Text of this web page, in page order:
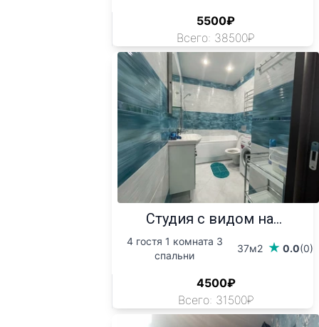
5500₽
Всего: 38500₽
Студия с видом на...
4 гостя 1 комната 3
спальни
37м2 0.0(0)
4500₽
Всего: 31500₽